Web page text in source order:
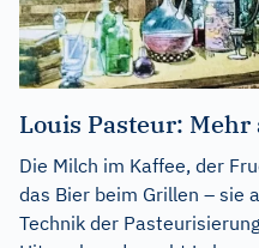
Louis Pasteur:
Die Milch im Kaffee, der
das Bier beim Grillen – sie
Technik der